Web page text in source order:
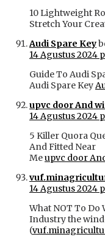
10 Lightweight
Stretch Your
Audi Spare Key
14 Agustus 2024
Guide To Audi
Audi Spare Key
upvc door And
14 Agustus 2024
5 Killer Quora
And Fitted Near
Meupvc door
14 Agustus 2024
What NOT To
Industry the
(